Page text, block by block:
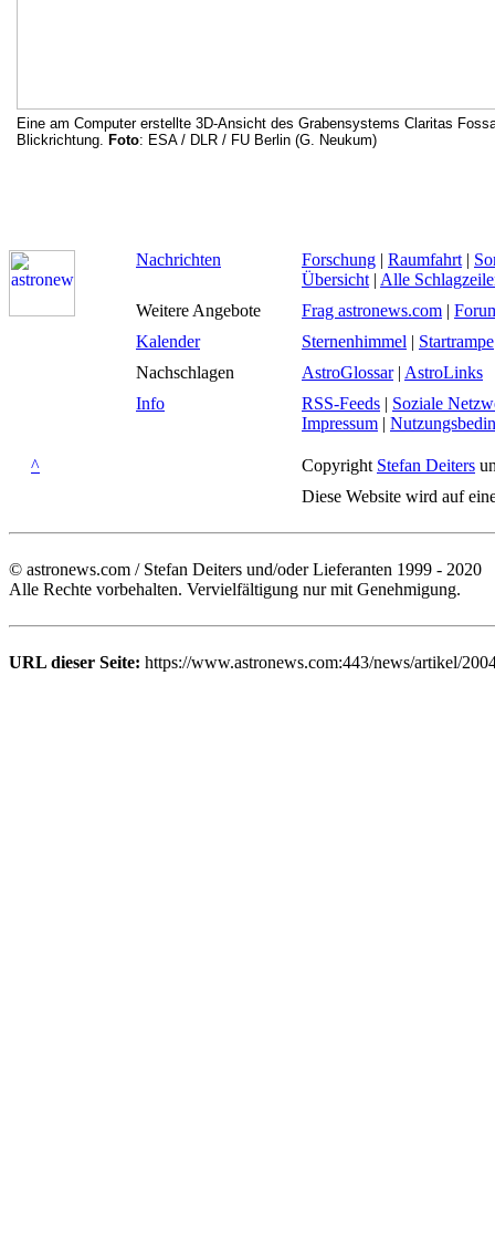
Eine am Computer erstellte 3D-Ansicht des Grabensystems Claritas
Blickrichtung. Foto: ESA / DLR / FU Berlin (G. Neukum)
Nachrichten Forschung | Raumfahrt |
Übersicht | Alle
Weitere Angebote
Frag astronews.com |
Kalender
Sternenhimmel | Startrampe
Nachschlagen
AstroGlossar| AstroLinks
Info
RSS-Feeds | Soziale
Impressum |
^ Copyright Stefan Deiters
Diese Website wird auf
© astronews.com / Stefan Deiters und/oder Lieferanten 1999 - 2020
Alle Rechte vorbehalten. Vervielfältigung nur mit Genehmigung.
URL dieser Seite: https://www.astronews.com:443/news/artikel/